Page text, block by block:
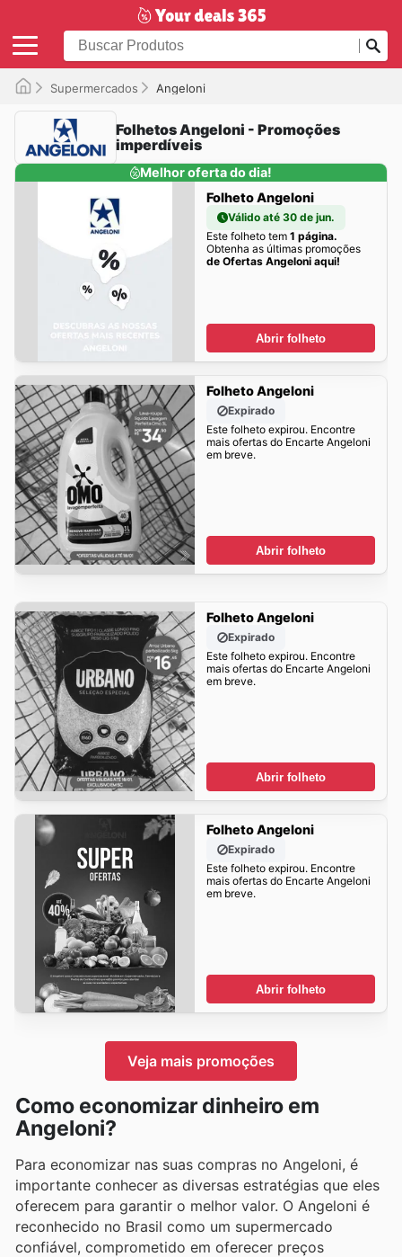
Supermercados Angeloni
Folhetos Angeloni - Promoções
imperdíveis
Melhor oferta do dia!
Folheto Angeloni
Válido até 30 de jun.
Este folheto tem 1 página.
Obtenha as últimas promoções
de Ofertas Angeloni aqui!
Abrir folheto
Folheto Angeloni
Expirado
Este folheto expirou. Encontre
mais ofertas do Encarte Angeloni
em breve.
Abrir folheto
Folheto Angeloni
Expirado
Este folheto expirou. Encontre
mais ofertas do Encarte Angeloni
em breve.
Abrir folheto
Folheto Angeloni
Expirado
Este folheto expirou. Encontre
mais ofertas do Encarte Angeloni
em breve.
Abrir folheto
Veja mais promoções
Como economizar dinheiro em
Angeloni?
Para economizar nas suas compras no Angeloni, é
importante conhecer as diversas estratégias que eles
oferecem para garantir o melhor valor. O Angeloni é
reconhecido no Brasil como um supermercado
confiável, comprometido em oferecer preços